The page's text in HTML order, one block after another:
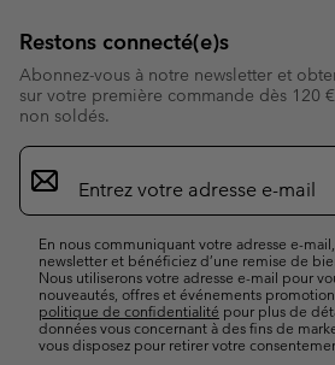
Restons connecté(e)s
Abonnez-vous à notre newsletter et
sur votre première commande dès 120 €
non soldés.
Inscription
par
e-
En nous communiquant votre adresse e-
newsletter et bénéficiez d’une remise de
Nous utiliserons votre adresse e-mail pour
nouveautés, offres et événements
politique de confidentialité pour plus de
données vous concernant à des fins de
vous disposez pour retirer votre